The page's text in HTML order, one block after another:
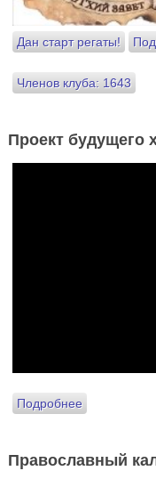
Дан старт регаты!
Членов клуба: 1643
Проект будущего
Подробнее
Православный